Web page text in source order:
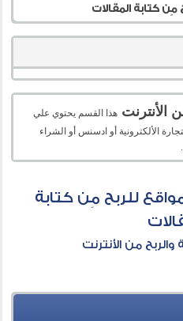
كتابة المقالات
الأنترنت هذا القسم يحتوي علي
الألكترونية أو ادسنس أو الشراء
للربح مِن كتابة
والربح من الأنترنت